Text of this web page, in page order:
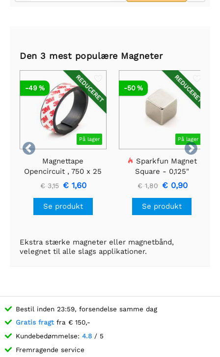
Den 3 mest populære Magneter


REDUCERET
På lager
-49 %
Magnettape
Opencircuit , 750 x 25
x 2 mm
€ 3,15 € 1,60
Se produkt
REDUCERET
På lager
-50 %
Sparkfun Magnet
Square - 0,125"
€ 1,80 € 0,90
Se produkt
Ekstra stærke magneter eller magnetbånd,
velegnet til alle slags applikationer.
Bestil inden 23:59, forsendelse samme dag
Gratis fragt fra € 150,-
Kundebedømmelse: 4.8 / 5
Fremragende service